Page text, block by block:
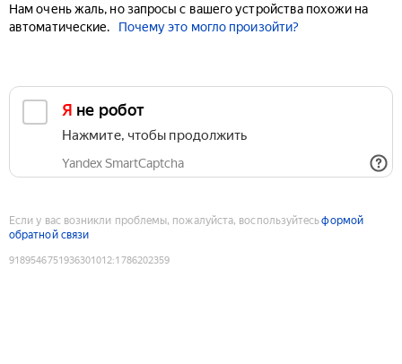
Нам очень жаль, но запросы с вашего устройства похожи на
автоматические.
Почему это могло произойти?
Я не робот
Нажмите, чтобы продолжить
Yandex SmartCaptcha
Если у вас возникли проблемы, пожалуйста, воспользуйтесьформой
обратной связи
9189546751936301012:1786202359